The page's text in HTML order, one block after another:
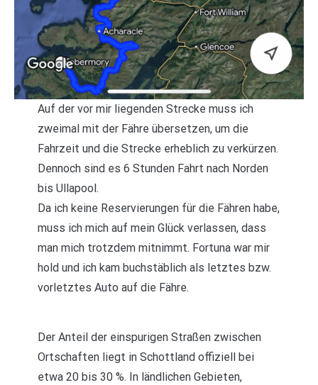
Auf der vor mir liegenden Strecke muss ich
zweimal mit der Fähre übersetzen, um die
Fahrzeit und die Strecke erheblich zu verkürzen.
Dennoch sind es 6 Stunden Fahrt nach Norden
bis Ullapool.
Da ich keine Reservierungen für die Fähren habe,
muss ich mich auf mein Glück verlassen, dass
man mich trotzdem mitnimmt. Fortuna war mir
hold und ich kam buchstäblich als letztes bzw.
vorletztes Auto auf die Fähre.
Der Anteil der einspurigen Straßen zwischen
Ortschaften liegt in Schottland offiziell bei
etwa 20 bis 30 %. In ländlichen Gebieten,